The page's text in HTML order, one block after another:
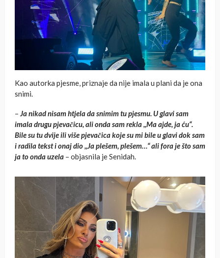
Kao autorka pjesme, priznaje da nije imala u plani da je ona
snimi.
– Ja nikad nisam htjela da snimim tu pjesmu. U glavi sam
imala drugu pjevačicu, ali onda sam rekla ,,Ma ajde, ja ću“.
Bile su tu dvije ili više pjevačica koje su mi bile u glavi dok sam
i radila tekst i onaj dio ,,Ja plešem, plešem…“ ali fora je što sam
ja to onda uzela – objasnila je Senidah.